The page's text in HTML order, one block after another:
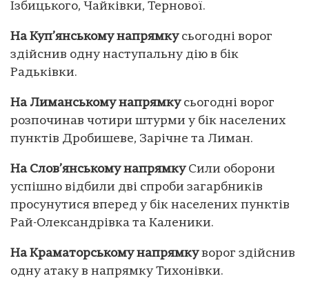
Ізбицького, Чайківки, Тернової.
На Куп’янському напрямкусьогодні ворог
здійснив одну наступальну дію в бік
Радьківки.
На Лиманському напрямкусьогодні ворог
розпочинав чотири штурми у бік населених
пунктів Дробишеве, Зарічне та Лиман.
На Слов’янському напрямкуСили оборони
успішно відбили дві спроби загарбників
просунутися вперед у бік населених пунктів
Рай-Олександрівка та Каленики.
На Краматорському напрямкуворог здійснив
одну атаку в напрямку Тихонівки.